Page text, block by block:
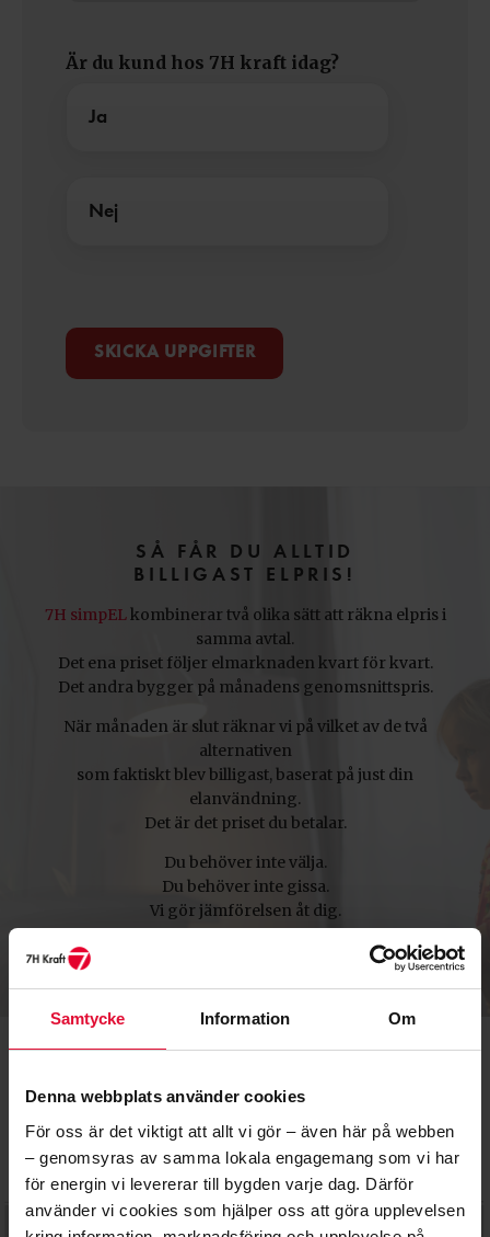
Samtycke Information Om
Denna webbplats använder cookies
För oss är det viktigt att allt vi gör – även här på webben
– genomsyras av samma lokala engagemang som vi har
för energin vi levererar till bygden varje dag. Därför
använder vi cookies som hjälper oss att göra upplevelsen
Är du kund hos 7H kraft idag?
Ja
Nej
SÅ FÅR DU ALLTID
BILLIGAST ELPRIS!
7H simpELkombinerar två olika sätt att räkna elpris i
samma avtal.
Det ena priset följer elmarknaden kvart för kvart.
Det andra bygger på månadens genomsnittspris.
När månaden är slut räknar vi på vilket av de två
alternativen
som faktiskt blev billigast, baserat på just din
elanvändning.
Det är det priset du betalar.
Du behöver inte välja.
Du behöver inte gissa.
Vi gör jämförelsen åt dig.
om vi får säga det själva